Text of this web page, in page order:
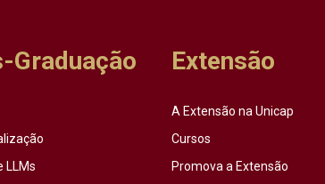
Graduação
LLMs
Extensão
A Extensão na Unicap
Cursos
Promova a Extensão